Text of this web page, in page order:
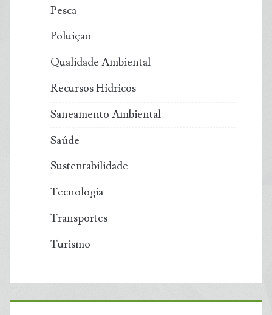
Pesca
Poluição
Qualidade Ambiental
Recursos Hídricos
Saneamento Ambiental
Saúde
Sustentabilidade
Tecnologia
Transportes
Turismo